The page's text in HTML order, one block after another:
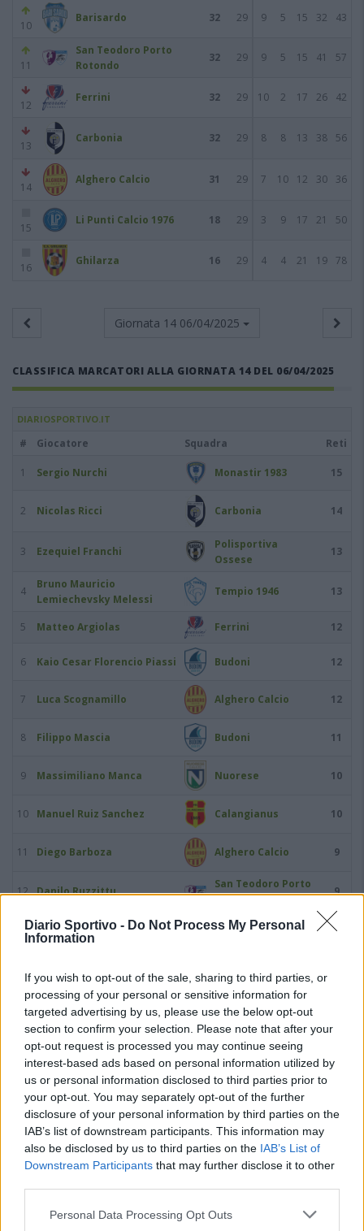
Diario Sportivo - Do Not Process My Personal
Information
If you wish to opt-out of the sale, sharing to third parties, or
processing of your personal or sensitive information for
targeted advertising by us, please use the below opt-out
section to confirm your selection. Please note that after your
opt-out request is processed you may continue seeing
interest-based ads based on personal information utilized by
us or personal information disclosed to third parties prior to
your opt-out. You may separately opt-out of the further
disclosure of your personal information by third parties on the
IAB’s list of downstream participants. This information may
also be disclosed by us to third parties on the IAB’s List of
Downstream Participants that may further disclose it to other
Personal Data Processing Opt Outs
10
Barisardo 32 29 9 5 15 32 43
11
San Teodoro Porto
Rotondo
32 29 9 5 15 41 57
12
Ferrini 32 29 10 2 17 26 42
13
Carbonia 32 29 8 8 13 38 56
14
Alghero Calcio 31 29 7 10 12 30 36
15
Li Punti Calcio 1976 18 29 3 9 17 21 50
16
Ghilarza 16 29 4 4 21 19 78
Giornata 14 06/04/2025
CLASSIFICA MARCATORI ALLA GIORNATA 14 DEL 06/04/2025
DIARIOSPORTIVO.IT
# Giocatore Squadra Reti
1 Sergio Nurchi Monastir 1983 15
2 Nicolas Ricci Carbonia 14
3 Ezequiel Franchi
Polisportiva
Ossese
13
4
Bruno Mauricio
Lemiechevsky Melessi
Tempio 1946 13
5 Matteo Argiolas Ferrini 12
6 Kaio Cesar Florencio Piassi Budoni 12
7 Luca Scognamillo Alghero Calcio 12
8 Filippo Mascia Budoni 11
9 Massimiliano Manca Nuorese 10
10 Manuel Ruiz Sanchez Calangianus 10
11 Diego Barboza Alghero Calcio 9
12 Danilo Ruzzittu
San Teodoro Porto
Rotondo
9
13 Andrea Sanna Monastir 1983 9
15 Stefan Dimitrijevic Tempio 1946
16 Gianluca Podda Ferrini
17 Alessio Virdis Alghero Calcio
18 Fabricio Alvarenga G.S. Iglesias Calcio 6
19 Santiago Arnaudo Villasimius
20 Yanick Beugré Villasimius 6
VISUALIZZA TUTTO